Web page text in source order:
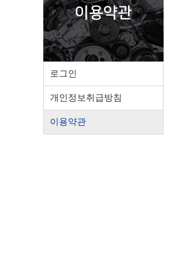
이용약관
로그인
개인정보취급방침
이용약관